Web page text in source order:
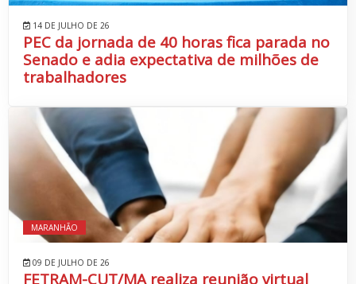
14 DE JULHO DE 26
PEC da jornada de 40 horas fica parada no
Senado e adia expectativa de milhões de
trabalhadores
MARANHÃO
09 DE JULHO DE 26
FETRAM-CUT/MA realiza reunião virtual